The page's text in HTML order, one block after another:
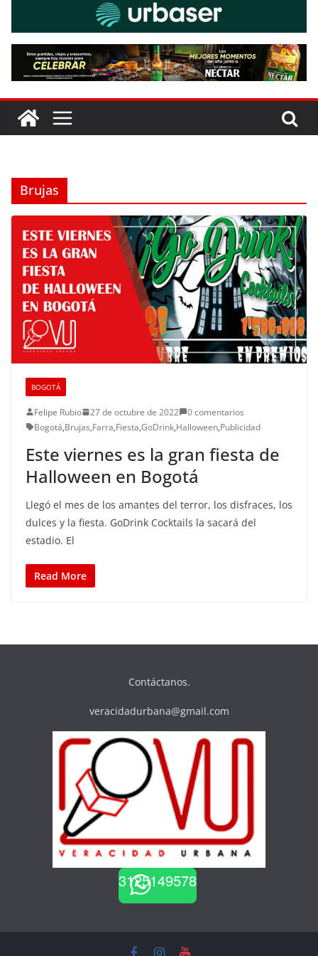
Brujas
BOGOTÁ
Felipe Rubio 27 de octubre de 2022
0 comentarios
Bogotá,Brujas,Farra,Fiesta,GoDrink,Halloween,Publicidad
Este viernes es la gran fiesta de
Halloween en Bogotá
Llegó el mes de los amantes del terror, los disfraces, los
dulces y la fiesta. GoDrink Cocktails la sacará del
estadio. El
Read More
Contáctanos.
veracidadurbana@gmail.com
3125149578